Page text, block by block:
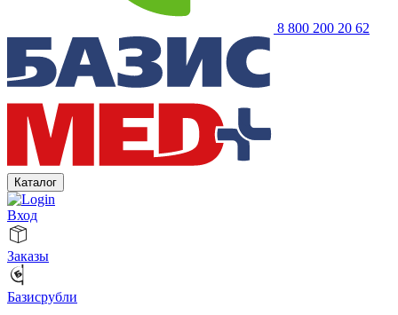
8 800 200 20 62
Каталог
Вход
Заказы
Базисрубли